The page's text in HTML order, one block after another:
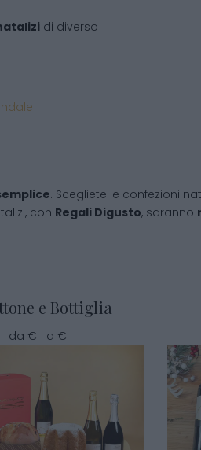
di diverso
. Scegliete le confezioni
con Regali Digusto, saranno
e Bottiglia
da € a €